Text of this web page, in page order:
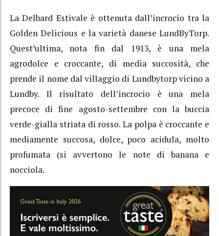
La Delbard Estivale è ottenuta dall’incrocio tra la
Golden Delicious e la varietà danese LundByTorp.
Quest’ultima, nota fin dal 1913, è una mela
agrodolce e croccante, di media succosità, che
prende il nome dal villaggio di Lundbytorp vicino a
Lundby. Il risultato dell’incrocio è una mela
precoce di fine agosto-settembre con la buccia
verde-gialla striata di rosso. La polpa è croccante e
mediamente succosa, dolce, poco acidula, molto
profumata (si avvertono le note di banana e
nocciola.